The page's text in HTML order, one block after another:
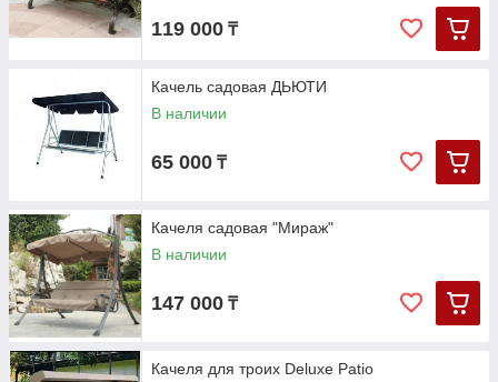
119 000 ₸
Качель садовая ДЬЮТИ
В наличии
65 000 ₸
Качеля садовая "Мираж"
В наличии
147 000 ₸
Качеля для троих Deluxe Patio